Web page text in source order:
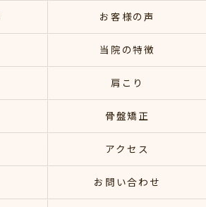
お客様の声
当院の特徴
肩こり
骨盤矯正
アクセス
お問い合わせ